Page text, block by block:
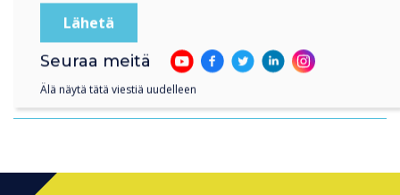
Technology Solutions Supporting Martyn’s
Law
Seuraa meitä
Älä näytä tätä viestiä uudelleen